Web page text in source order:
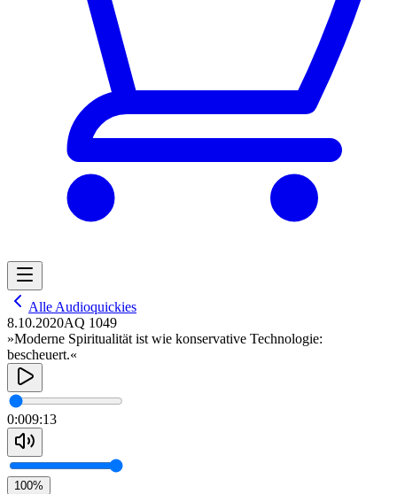
Alle Audioquickies
8.10.2020AQ 1049
»Moderne Spiritualität ist wie konservative Technologie:
bescheuert.«
0:009:13
100%